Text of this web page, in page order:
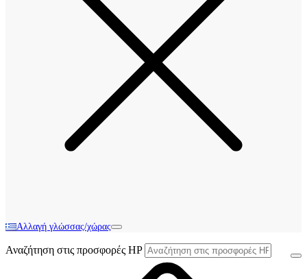
Αλλαγή γλώσσας/χώρας
Αναζήτηση στις προσφορές HP